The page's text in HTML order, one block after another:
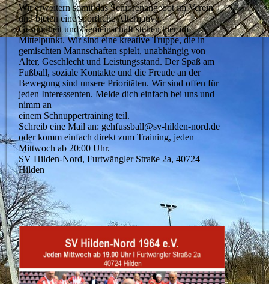
Wir erweitern somit das Seniorenangebot im Verein
und bieten eine sportliche Alternative.
Gesundheit und Gemeinschaft stehen hier im
Mittelpunkt. Wir sind eine kreative Truppe, die in
gemischten Mannschaften spielt, unabhängig von
Alter, Geschlecht und Leistungsstand. Der Spaß am
Fußball, soziale Kontakte und die Freude an der
Bewegung sind unsere Prioritäten. Wir sind offen für
jeden Interessenten. Melde dich einfach bei uns und
nimm an
einem Schnuppertraining teil.
Schreib eine Mail an: gehfussball@sv-hilden-nord.de
oder komm einfach direkt zum Training, jeden
Mittwoch ab 20:00 Uhr.
SV Hilden-Nord, Furtwängler Straße 2a, 40724
Hilden